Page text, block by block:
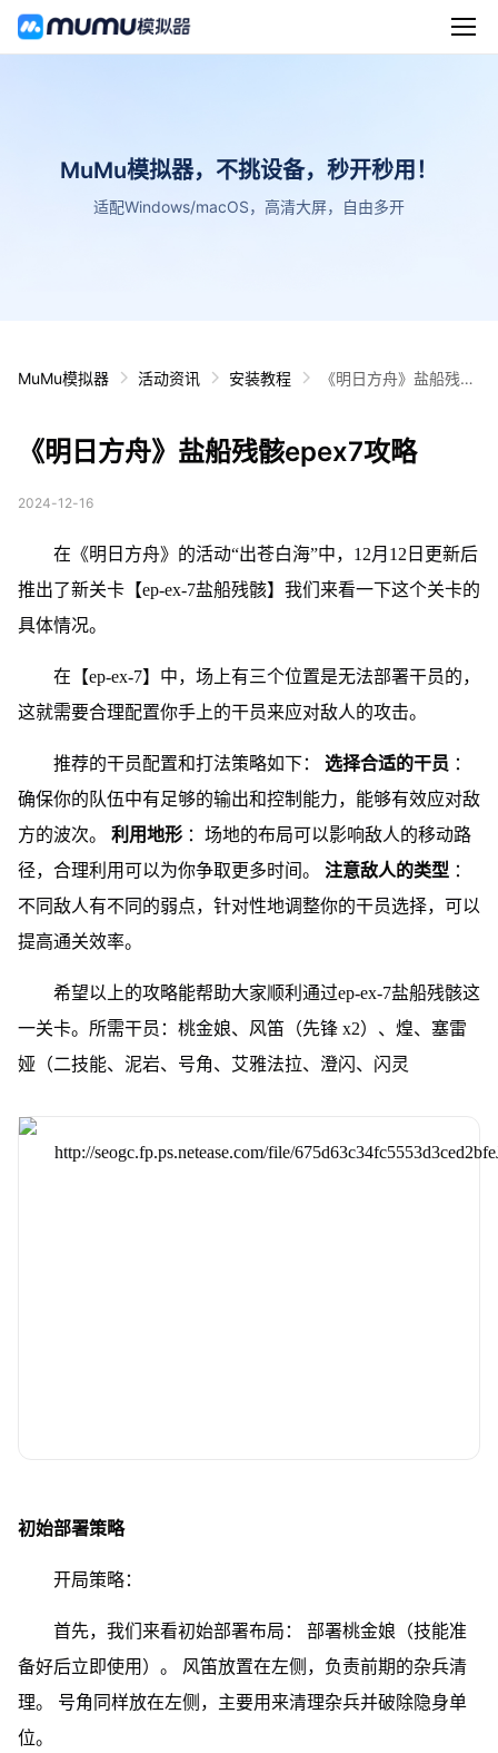
MuMu模拟器，不挑设备，秒开秒用！
适配Windows/macOS，高清大屏，自由多开
MuMu模拟器 活动资讯 安装教程
《明日方舟》盐船残骸
《明日方舟》盐船残骸epex7攻略
2024-12-16
在《明日方舟》的活动“出苍白海”中，12月12日更新后
推出了新关卡【ep-ex-7盐船残骸】我们来看一下这个关卡的
具体情况。
在【ep-ex-7】中，场上有三个位置是无法部署干员的，
这就需要合理配置你手上的干员来应对敌人的攻击。
推荐的干员配置和打法策略如下： 选择合适的干员 ：
确保你的队伍中有足够的输出和控制能力，能够有效应对敌
方的波次。 利用地形 ：场地的布局可以影响敌人的移动路
径，合理利用可以为你争取更多时间。 注意敌人的类型 ：
不同敌人有不同的弱点，针对性地调整你的干员选择，可以
提高通关效率。
希望以上的攻略能帮助大家顺利通过ep-ex-7盐船残骸这
一关卡。所需干员：桃金娘、风笛（先锋 x2）、煌、塞雷
娅（二技能、泥岩、号角、艾雅法拉、澄闪、闪灵
初始部署策略
开局策略：
首先，我们来看初始部署布局： 部署桃金娘（技能准
备好后立即使用）。 风笛放置在左侧，负责前期的杂兵清
理。 号角同样放在左侧，主要用来清理杂兵并破除隐身单
位。